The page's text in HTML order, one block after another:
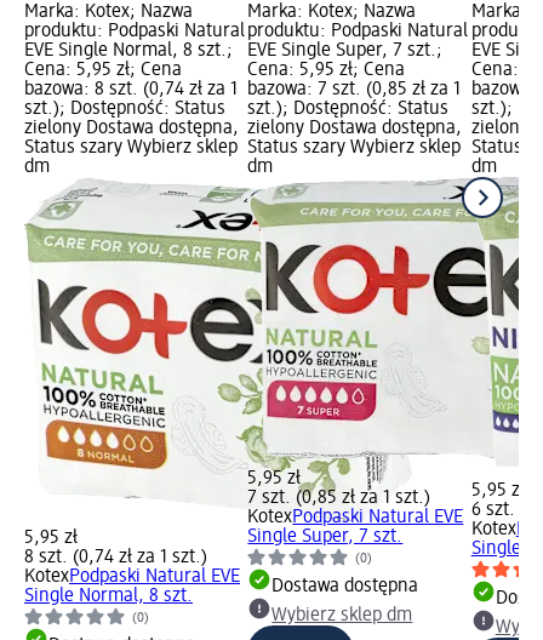
Marka: Kotex; Nazwa
produktu: Podpaski Natural
EVE Single Normal, 8 szt.;
Cena: 5,95 zł; Cena
bazowa: 8 szt. (0,74 zł za 1
szt.); Dostępność: Status
zielony Dostawa dostępna,
Status szary Wybierz sklep
dm
5,95 zł
8 szt. (0,74 zł za 1 szt.)
KotexPodpaski Natural EVE
Single Normal, 8 szt.
(0)
Marka: Kotex; Nazwa
produktu: Podpaski Natural
EVE Single Super, 7 szt.;
Cena: 5,95 zł; Cena
bazowa: 7 szt. (0,85 zł za 1
szt.); Dostępność: Status
zielony Dostawa dostępna,
Status szary Wybierz sklep
dm
5,95 zł
7 szt. (0,85 zł za 1 szt.)
KotexPodpaski Natural EVE
Single Super, 7 szt.
(0)
Dostawa dostępna
Wybierz sklep dm
Marka:
EVE
Cena:
bazowa:
szt.);
zielony
Status
dm
5,95 zł
6 szt.
Kotex
Single